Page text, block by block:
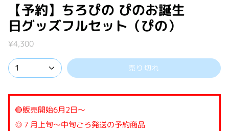
【予約】ちろぴの ぴのお誕生
日グッズフルセット（ぴの）
¥4,300
1 売り切れ
🔴販売開始6月2日～
◎７月上旬～中旬ごろ発送の予約商品